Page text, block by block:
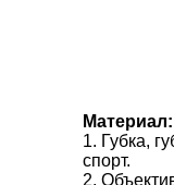
Материал:
1. Губка,
спорт.
2.